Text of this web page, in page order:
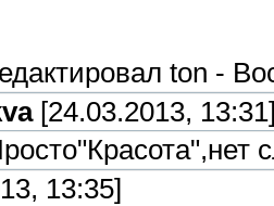
ton -
[24.03.2013,
13:35]